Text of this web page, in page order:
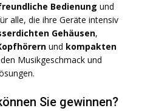
Bedienung und
alle, die ihre Geräte intensiv
Gehäusen,
und kompakten
Musikgeschmack und
Sie gewinnen?